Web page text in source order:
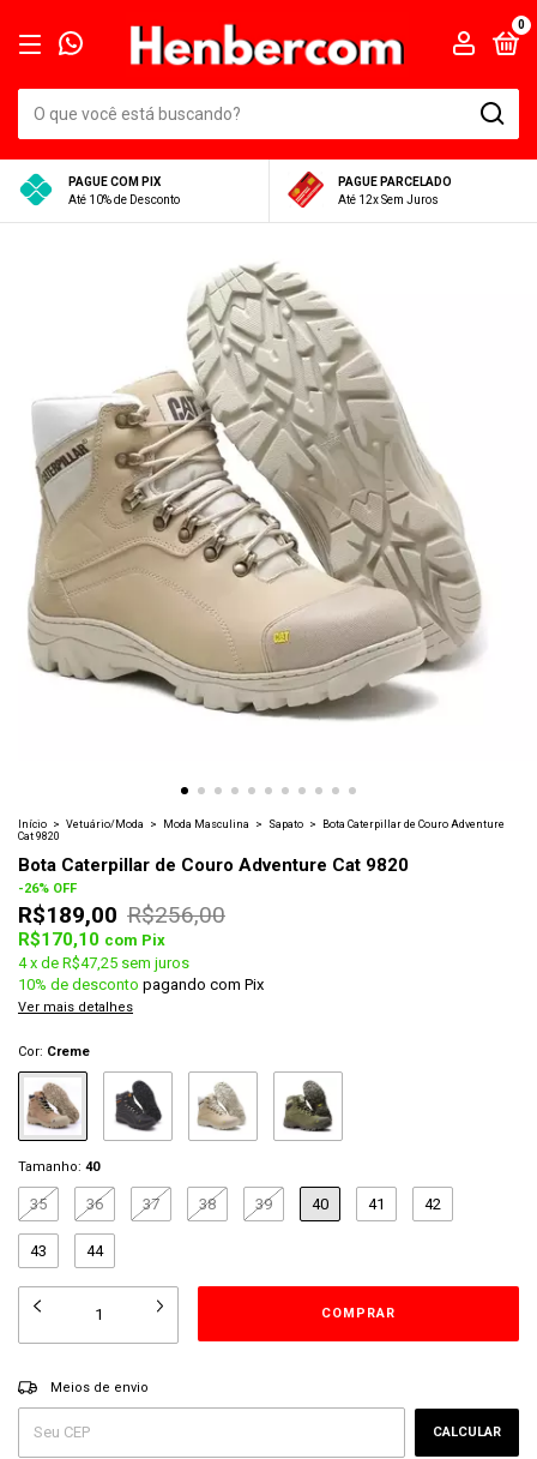
0
PAGUE COM PIX
Até 10% de Desconto
PAGUE PARCELADO
Até 12x Sem Juros
Início > Vetuário/Moda > Moda Masculina > Sapato >
Bota Caterpillar de Couro Adventure
Cat 9820
Bota Caterpillar de Couro Adventure Cat 9820
-26% OFF
R$189,00 R$256,00
R$170,10 com Pix
4 x de R$47,25 sem juros
10% de desconto pagando com Pix
Ver mais detalhes
Cor: Creme
Tamanho: 40
35 36 37 38 39 40 41 42
43 44
Entregas para o CEP:
Meios de envio
CALCULAR